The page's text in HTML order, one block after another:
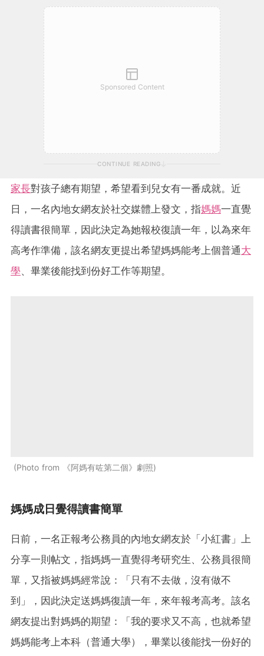
Sponsored Content
CONTINUE READING
家長對孩子總有期望，希望看到兒女有一番成就。近
日，一名內地女網友於社交媒體上發文，指媽媽一直覺
得讀書很簡單，因此決定為她報校復讀一年，以為來年
高考作準備，該名網友更提出希望媽媽能考上個普通大
學、畢業後能找到份好工作等期望。
Photo from 《阿媽有咗第二個》劇照
媽媽成日覺得讀書簡單
日前，一名正報考公務員的內地女網友於「小紅書」上
分享一則帖文，指媽媽一直覺得考研究生、公務員很簡
單，又指被媽媽經常說：「只有不去做，沒有做不
到」，因此決定送媽媽復讀一年，來年報考高考。該名
網友提出對媽媽的期望：「我的要求又不高，也就希望
媽媽能考上本科（普通大學），畢業以後能找一份好的